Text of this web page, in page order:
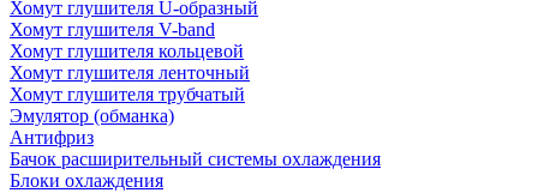
Хомут глушителя U-образный
Хомут глушителя V-band
Хомут глушителя кольцевой
Хомут глушителя ленточный
Хомут глушителя трубчатый
Эмулятор (обманка)
Антифриз
Бачок расширительный системы охлаждения
Блоки охлаждения